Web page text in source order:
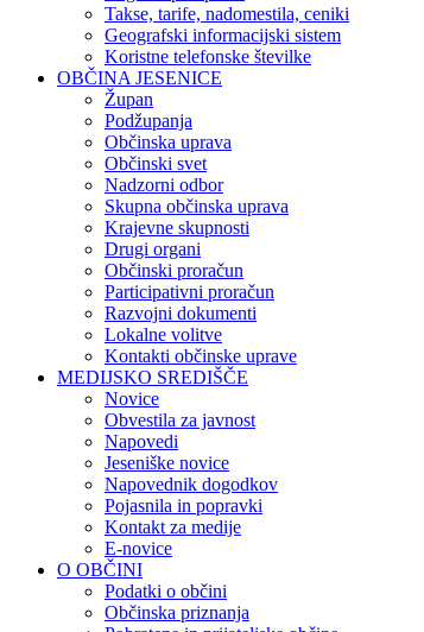
Takse, tarife, nadomestila, ceniki
Geografski informacijski sistem
Koristne telefonske številke
OBČINA JESENICE
Župan
Podžupanja
Občinska uprava
Občinski svet
Nadzorni odbor
Skupna občinska uprava
Krajevne skupnosti
Drugi organi
Občinski proračun
Participativni proračun
Razvojni dokumenti
Lokalne volitve
Kontakti občinske uprave
MEDIJSKO SREDIŠČE
Novice
Obvestila za javnost
Napovedi
Jeseniške novice
Napovednik dogodkov
Pojasnila in popravki
Kontakt za medije
E-novice
O OBČINI
Podatki o občini
Občinska priznanja